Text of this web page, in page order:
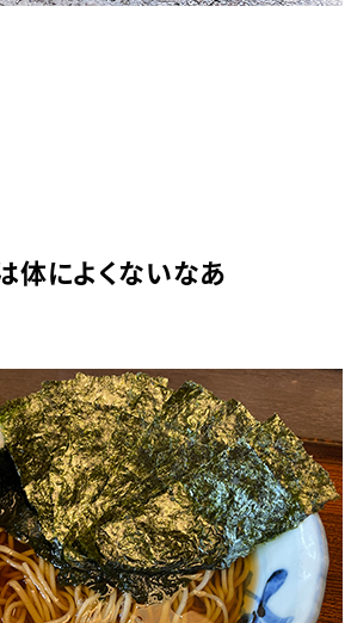
体によくないなあ